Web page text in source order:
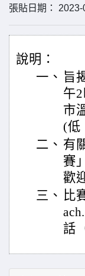
張貼日期：
說明：
一、 旨
午
市
(低
二、 有
賽
歡
三、 比
話